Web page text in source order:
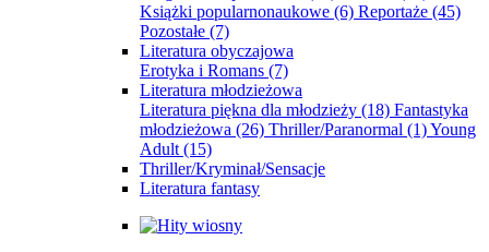
Książki popularnonaukowe (6) Reportaże (45)
Pozostałe (7)
Literatura obyczajowa
Erotyka i Romans (7)
Literatura młodzieżowa
Literatura piękna dla młodzieży (18) Fantastyka
młodzieżowa (26) Thriller/Paranormal (1)Young
Adult (15)
Thriller/Kryminał/Sensacje
Literatura fantasy